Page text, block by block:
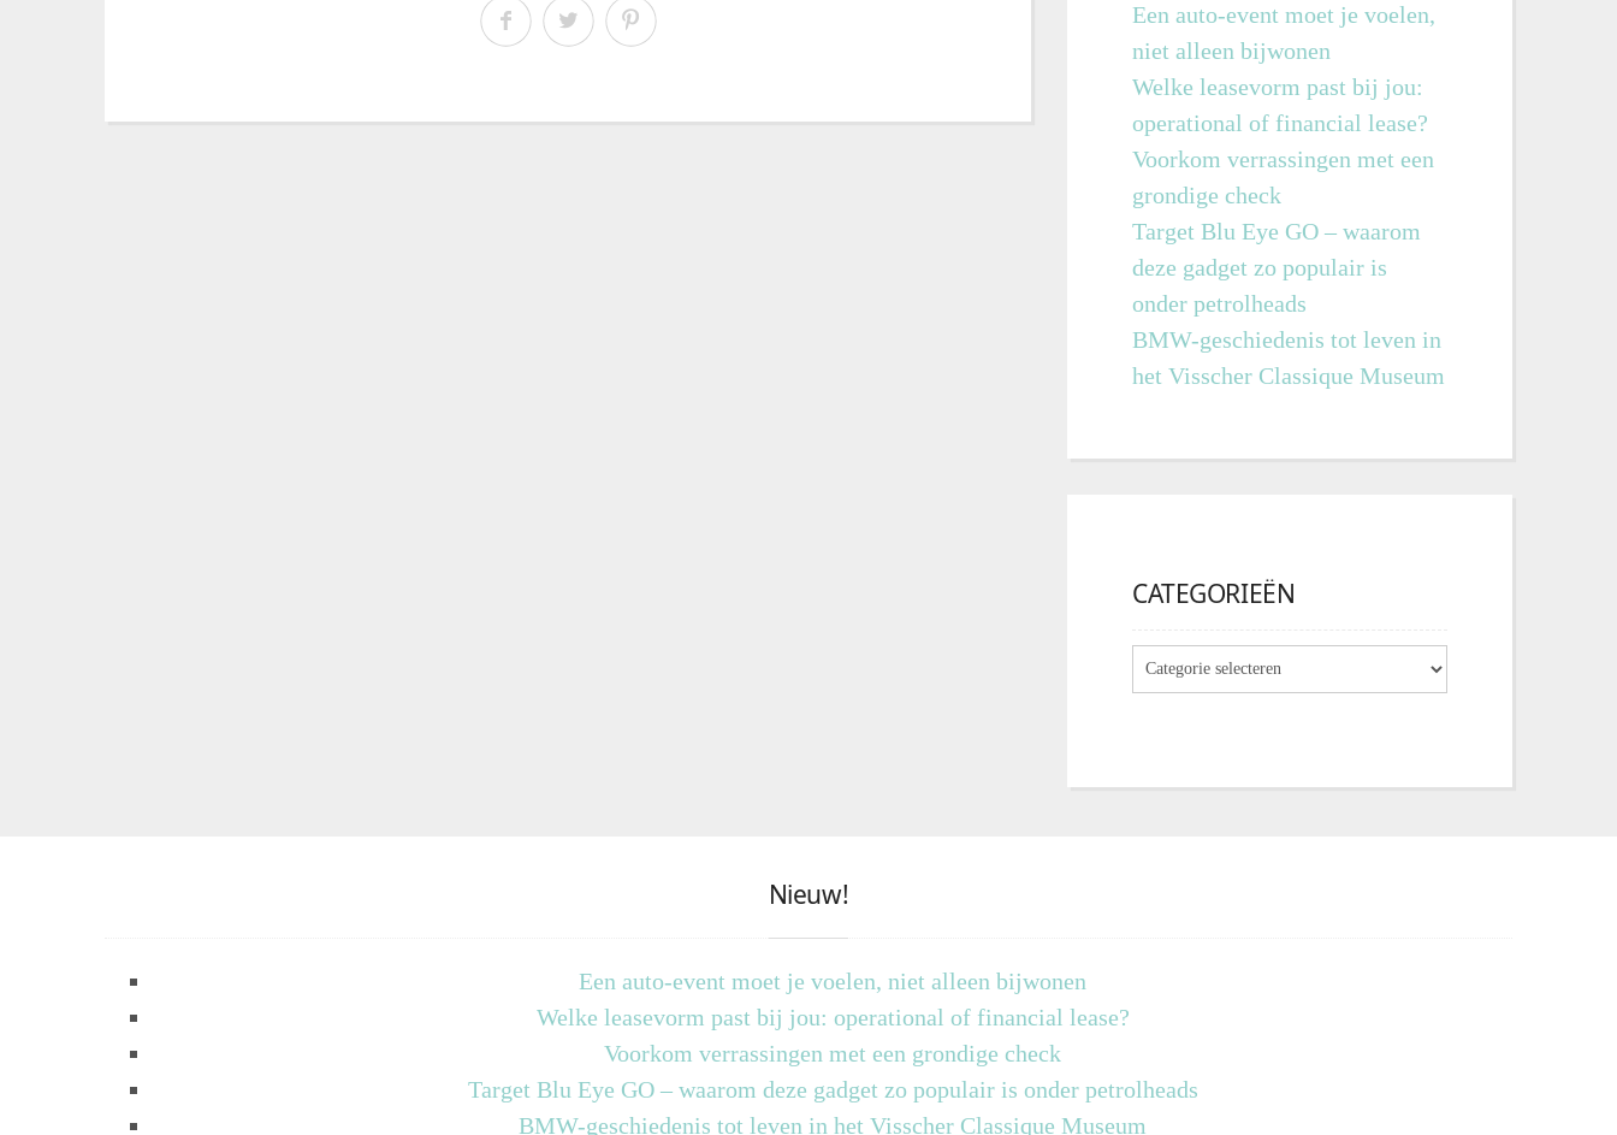
Een auto-event moet je voelen,
niet alleen bijwonen
Welke leasevorm past bij jou:
operational of financial lease?
Voorkom verrassingen met een
grondige check
Target Blu Eye GO – waarom
deze gadget zo populair is
onder petrolheads
BMW-geschiedenis tot leven in
het Visscher Classique Museum
CATEGORIEËN
Nieuw!
Een auto-event moet je voelen, niet alleen bijwonen
Welke leasevorm past bij jou: operational of financial lease?
Voorkom verrassingen met een grondige check
Target Blu Eye GO – waarom deze gadget zo populair is onder petrolheads
BMW-geschiedenis tot leven in het Visscher Classique Museum